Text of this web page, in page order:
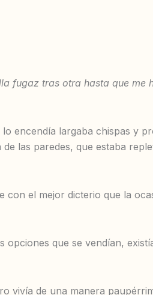
fugaz tras otra hasta que me
encendía largaba chispas y
las paredes, que estaba
el mejor dicterio que la
opciones que se vendían,
vivía de una manera